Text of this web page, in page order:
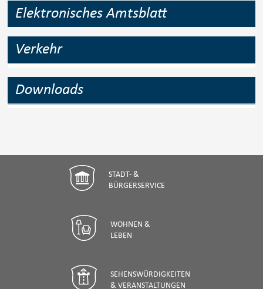
Elektronisches Amtsblatt
Verkehr
Downloads
STADT- &
BÜRGERSERVICE
WOHNEN &
LEBEN
SEHENSWÜRDIGKEITEN
& VERANSTALTUNGEN